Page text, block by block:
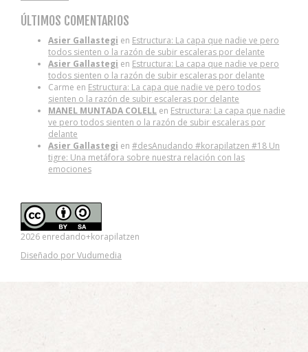
ÚLTIMOS COMENTARIOS
Asier Gallastegi en Estructura: La capa que nadie ve pero
todos sienten o la razón de subir escaleras por delante
Asier Gallastegi en Estructura: La capa que nadie ve pero
todos sienten o la razón de subir escaleras por delante
Carme en Estructura: La capa que nadie ve pero todos
sienten o la razón de subir escaleras por delante
MANEL MUNTADA COLELL en Estructura: La capa que nadie
ve pero todos sienten o la razón de subir escaleras por
delante
Asier Gallastegi en #desAnudando #korapilatzen #18 Un
tigre: Una metáfora sobre nuestra relación con las
emociones
2026 enredando+korapilatzen
Diseñado por Vudumedia